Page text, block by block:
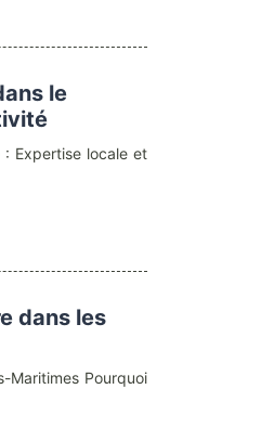
le
Expertise locale et
dans les
Maritimes Pourquoi